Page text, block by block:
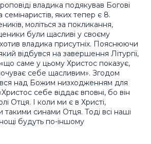
владика подякував Богові
семінаристів, яких тепер є 8.
моліться за покликання,
були щасливі у своєму
владика присутніх. Пояснюючи
відбувся на завершення Літургії,
саме у цьому Христос показує,
себе щасливим». Згодом
над Божим низходженням для
себе віддає вповні, бо він
Отця. І коли ми є в Христі,
синами Отця. Тоді всі наші
будуть по-іншому